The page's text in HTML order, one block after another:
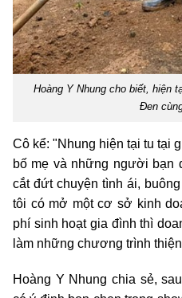
Hoàng Y Nhung cho biết, hiện
Đen
Cô kể: "Nhung hiện tại tu tại
bố mẹ và những người bạn
cắt đứt chuyện tình ái,
tôi có mở một cơ sở kinh
phí sinh hoạt gia đình thì
làm những chương trình
Hoàng Y Nhung chia sẻ,